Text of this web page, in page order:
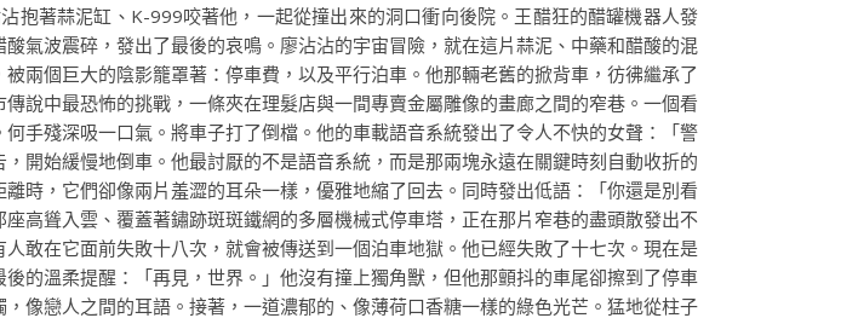
抱著蒜泥缸、K-999咬著他，一起從撞出來的洞口衝向後院。王醋狂的醋罐機器人發
氣波震碎，發出了最後的哀鳴。廖沾沾的宇宙冒險，就在這片蒜泥、中藥和醋酸的混
兩個巨大的陰影籠罩著：停車費，以及平行泊車。他那輛老舊的掀背車，彷彿繼承了
說中最恐怖的挑戰，一條夾在理髮店與一間專賣金屬雕像的畫廊之間的窄巷。一個看
手殘深吸一口氣。將車子打了倒檔。他的車載語音系統發出了令人不快的女聲：「警
開始緩慢地倒車。他最討厭的不是語音系統，而是那兩塊永遠在關鍵時刻自動收折的
時，它們卻像兩片羞澀的耳朵一樣，優雅地縮了回去。同時發出低語：「你還是別看
高聳入雲、覆蓋著鏽跡斑斑鐵網的多層機械式停車塔，正在那片窄巷的盡頭散發出不
敢在它面前失敗十八次，就會被傳送到一個泊車地獄。他已經失敗了十七次。現在是
的溫柔提醒：「再見，世界。」他沒有撞上獨角獸，但他那顫抖的車尾卻擦到了停車
像戀人之間的耳語。接著，一道濃郁的、像薄荷口香糖一樣的綠色光芒。猛地從柱子